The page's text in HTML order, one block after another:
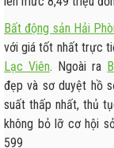
Bất động sản Hải
với giá tốt nhất trực
Lạc Viên. Ngoài ra
đẹp và sơ duyệt hồ
suất thấp nhất, thủ
không bỏ lỡ cơ hội
599